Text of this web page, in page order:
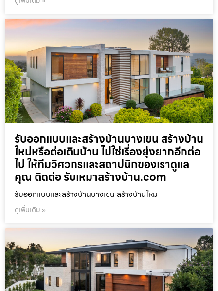
รับออกแบบและสร้างบ้านบางเขน สร้างบ้าน
ใหม่หรือต่อเติมบ้าน ไม่ใช่เรื่องยุ่งยากอีกต่อ
ไป ให้ทีมวิศวกรและสถาปนิกของเราดูแล
คุณ ติดต่อ รับเหมาสร้างบ้าน.com
รับออกแบบและสร้างบ้านบางเขน สร้างบ้านใหม
ดูเพิ่มเติม »